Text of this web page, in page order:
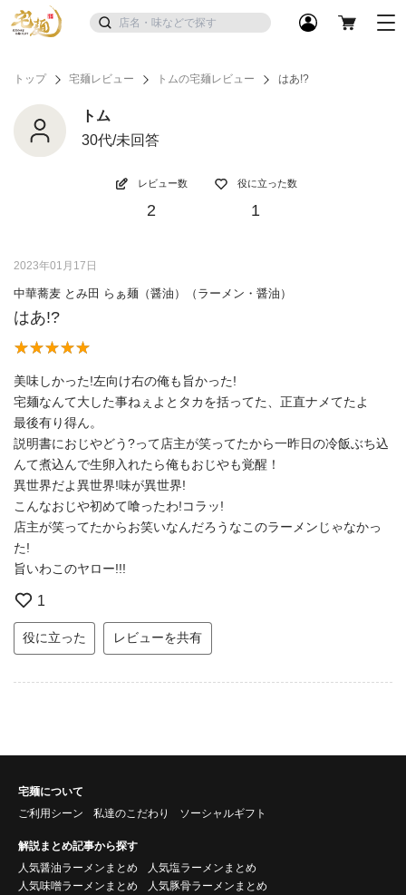
トップ 宅麺レビュー トムの宅麺レビュー はあ!?
トム
30代/未回答
レビュー数
2
役に立った数
1
2023年01月17日
中華蕎麦 とみ田 らぁ麺（醤油）（ラーメン・醤油）
はあ!?
美味しかった!左向け右の俺も旨かった!
宅麺なんて大した事ねぇよとタカを括ってた、正直ナメてたよ
最後有り得ん。
説明書におじやどう?って店主が笑ってたから一昨日の冷飯ぶち込
んて煮込んで生卵入れたら俺もおじやも覚醒！
異世界だよ異世界!味が異世界!
こんなおじや初めて喰ったわ!コラッ!
店主が笑ってたからお笑いなんだろうなこのラーメンじゃなかっ
た!
旨いわこのヤロー!!!
1
役に立った レビューを共有
宅麺について
ご利用シーン
私達のこだわり ソーシャルギフト
解説まとめ記事から探す
人気醤油ラーメンまとめ
人気塩ラーメンまとめ
人気味噌ラーメンまとめ
人気豚骨ラーメンまとめ